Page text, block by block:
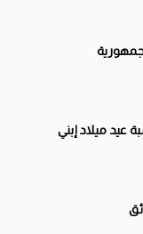
عيد ميلاد إبني